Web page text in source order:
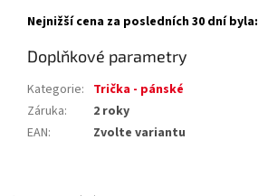
Nejnižší cena za posledních 30 dní byla:
Doplňkové parametry
Kategorie: Trička - pánské
Záruka:
2 roky
EAN: Zvolte variantu